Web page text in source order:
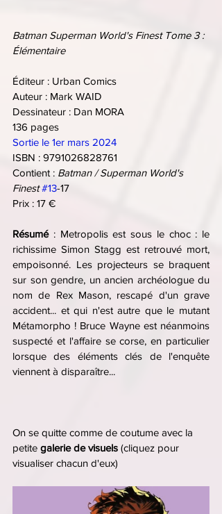
Batman Superman World's Finest Tome 3 :
Élémentaire
Éditeur : Urban Comics
Auteur : Mark WAID
Dessinateur : Dan MORA
136 pages
Sortie le 1er mars 2024
ISBN : 9791026828761
Contient : Batman / Superman World's
Finest #13-17
Prix : 17 €
Résumé : Metropolis est sous le choc : le
richissime Simon Stagg est retrouvé mort,
empoisonné. Les projecteurs se braquent
sur son gendre, un ancien archéologue du
nom de Rex Mason, rescapé d'un grave
accident... et qui n'est autre que le mutant
Métamorpho ! Bruce Wayne est néanmoins
suspecté et l'affaire se corse, en particulier
lorsque des éléments clés de l'enquête
viennent à disparaître...
On se quitte comme de coutume avec la
petite galerie de visuels (cliquez pour
visualiser chacun d'eux)